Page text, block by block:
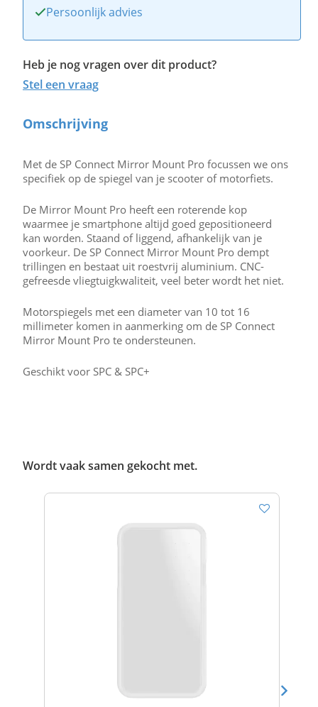
Persoonlijk advies
Heb je nog vragen over dit product?
Stel een vraag
Omschrijving
Met de SP Connect Mirror Mount Pro focussen we ons
specifiek op de spiegel van je scooter of motorfiets.
De Mirror Mount Pro heeft een roterende kop
waarmee je smartphone altijd goed gepositioneerd
kan worden. Staand of liggend, afhankelijk van je
voorkeur. De SP Connect Mirror Mount Pro dempt
trillingen en bestaat uit roestvrij aluminium. CNC-
gefreesde vliegtuigkwaliteit, veel beter wordt het niet.
Motorspiegels met een diameter van 10 tot 16
millimeter komen in aanmerking om de SP Connect
Mirror Mount Pro te ondersteunen.
Geschikt voor SPC & SPC+
Wordt vaak samen gekocht met.